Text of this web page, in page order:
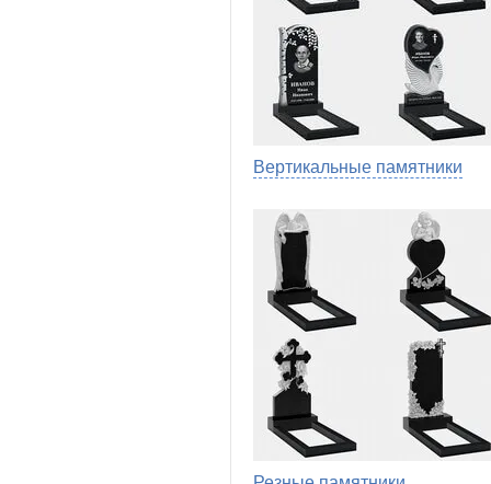
Вертикальные памятники